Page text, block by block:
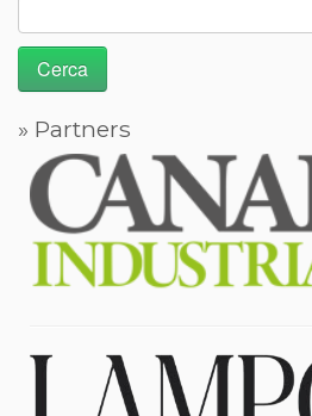
per:
» Partners